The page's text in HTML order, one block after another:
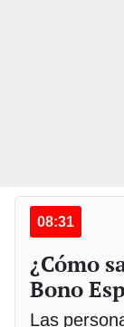
08:31
¿Cómo
Bono
Las